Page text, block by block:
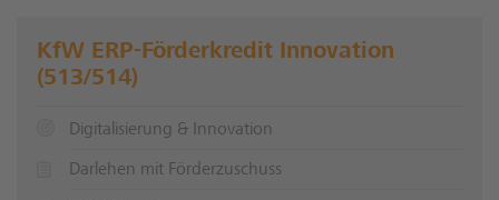
KfW ERP-Förderkredit Innovation
(513/514)
Digitalisierung & Innovation
Darlehen mit Förderzuschuss